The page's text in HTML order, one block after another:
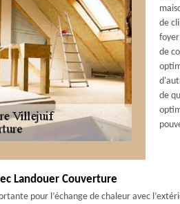
de
de
de
Landouer Couverture
pour l’échange de chaleur avec